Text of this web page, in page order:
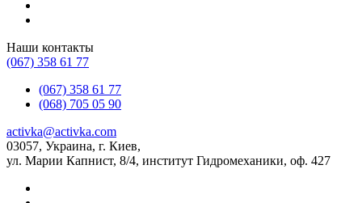
Наши контакты
(067) 358 61 77
(067) 358 61 77
(068) 705 05 90
activka@activka.com
03057, Украина, г. Киев,
ул. Марии Капнист, 8/4, институт Гидромеханики, оф. 427